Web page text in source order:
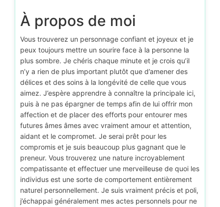
À propos de moi
Vous trouverez un personnage confiant et joyeux et je
peux toujours mettre un sourire face à la personne la
plus sombre. Je chéris chaque minute et je crois qu’il
n’y a rien de plus important plutôt que d’amener des
délices et des soins à la longévité de celle que vous
aimez. J’espère apprendre à connaître la principale ici,
puis à ne pas épargner de temps afin de lui offrir mon
affection et de placer des efforts pour entourer mes
futures âmes âmes avec vraiment amour et attention,
aidant et le compromet. Je serai prêt pour les
compromis et je suis beaucoup plus gagnant que le
preneur. Vous trouverez une nature incroyablement
compatissante et effectuer une merveilleuse de quoi les
individus est une sorte de comportement entièrement
naturel personnellement. Je suis vraiment précis et poli,
j’échappai généralement mes actes personnels pour ne